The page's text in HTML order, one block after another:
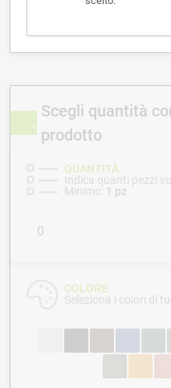
Scegli quantità
prodotto
QUANTITÀ
Indica quanti pezzi
Minimo: 1 pz
COLORE
Seleziona i colori di